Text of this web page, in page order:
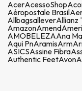
AcerAcessoShop
Aéropostale Brasil
AllbagsalleverAllianz
AmazonAmend
AMOBELEZAAna
Aqui PnAramisArm
ASICSAssine Fibra
Authentic FeetAvon